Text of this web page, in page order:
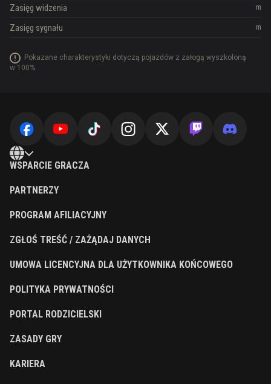
m
Zasięg widzenia
m
Zasięg sygnału
Pokazane charakterystyki dotyczą pojazdów z załogą wyszkoloną
w 100%.
WSPARCIE GRACZA
PARTNERZY
PROGRAM AFILIACYJNY
ZGŁOŚ TREŚĆ / ZAŻĄDAJ DANYCH
UMOWA LICENCYJNA DLA UŻYTKOWNIKA KOŃCOWEGO
POLITYKA PRYWATNOŚCI
PORTAL RODZICIELSKI
ZASADY GRY
KARIERA